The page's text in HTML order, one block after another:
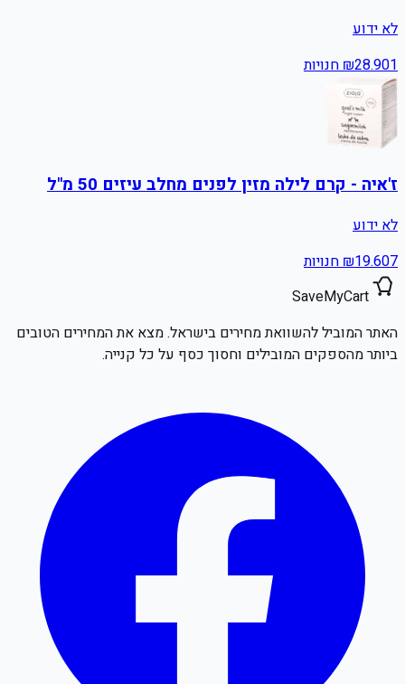
לא ידוע
₪28.901 חנויות
ז'איה - קרם לילה מזין לפנים מחלב עיזים 50 מ"ל
לא ידוע
₪19.607
חנויות
SaveMyCart
האתר המוביל להשוואת מחירים בישראל. מצא את המחירים הטובים
ביותר מהספקים המובילים וחסוך כסף על כל קנייה.